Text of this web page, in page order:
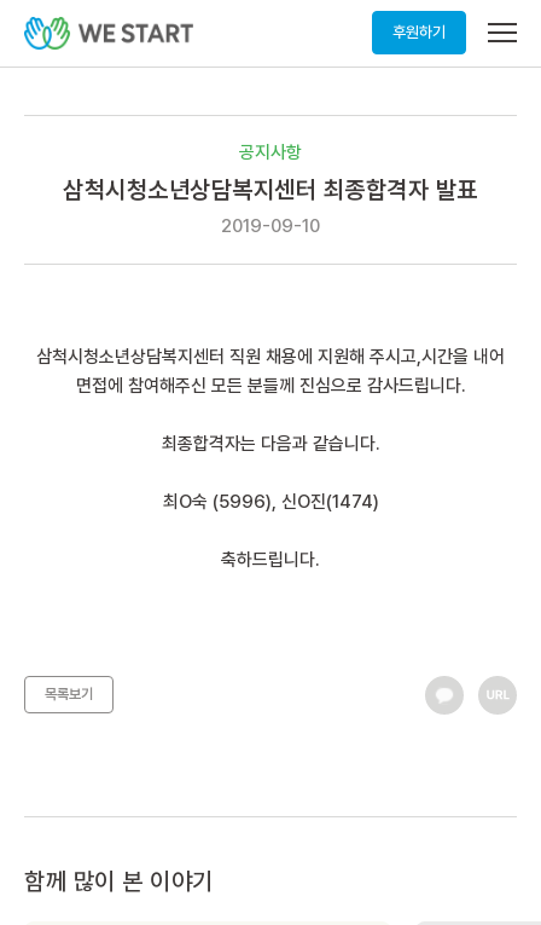
후원하기
메
열
공지사항
삼척시청소년상담복지센터 최종합격자 발표
2019-09-10
삼척시청소년상담복지센터 직원 채용에 지원해 주시고,시간을 내어
면접에 참여해주신 모든 분들께 진심으로 감사드립니다.
최종합격자는 다음과 같습니다.
최O숙 (5996), 신O진(1474)
축하드립니다.
목록보기
함께 많이 본 이야기